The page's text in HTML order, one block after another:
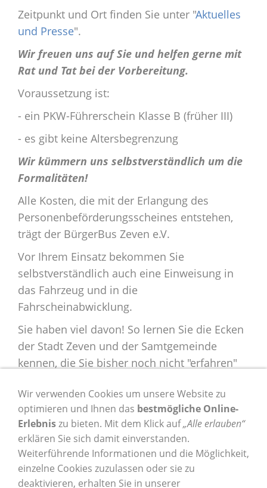
Zeitpunkt und Ort finden Sie unter "Aktuelles
und Presse".
Wir freuen uns auf Sie und helfen gerne mit
Rat und Tat bei der Vorbereitung.
Voraussetzung ist:
- ein PKW-Führerschein Klasse B (früher III)
- es gibt keine Altersbegrenzung
Wir kümmern uns selbstverständlich um die
Formalitäten!
Alle Kosten, die mit der Erlangung des
Personenbeförderungsscheines entstehen,
trägt der BürgerBus Zeven e.V.
Vor Ihrem Einsatz bekommen Sie
selbstverständlich auch eine Einweisung in
das Fahrzeug und in die
Fahrscheinabwicklung.
Sie haben viel davon! So lernen Sie die Ecken
der Stadt Zeven und der Samtgemeinde
kennen, die Sie bisher noch nicht "erfahren"
kennen, die Ihnen dankbar sein werden, dass
Sie ihnen mit Ihrem ehrenamtlichen
Engagement Mobilität verschaffen. Außerdem
macht es schlicht und einfach Spaß BügerBus
-Fahrer/in zu sein!
Wir verwenden Cookies um unsere Website zu
optimieren und Ihnen das bestmögliche Online-
Erlebniszu bieten. Mit dem Klick auf„Alle erlauben“
erklären Sie sich damit einverstanden.
Weiterführende Informationen und die Möglichkeit,
einzelne Cookies zuzulassen oder sie zu
deaktivieren, erhalten Sie in unserer